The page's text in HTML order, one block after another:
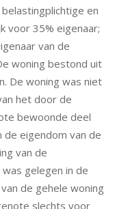
en
voor 35% eigenaar;
van de
woning bestond uit
De woning was niet
het door de
bewoonde deel
eigendom van de
van de
gelegen in de
de gehele woning
slechts voor